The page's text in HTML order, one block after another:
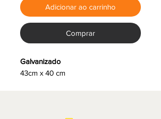
Adicionar ao carrinho
Comprar
Galvanizado
43cm x 40 cm